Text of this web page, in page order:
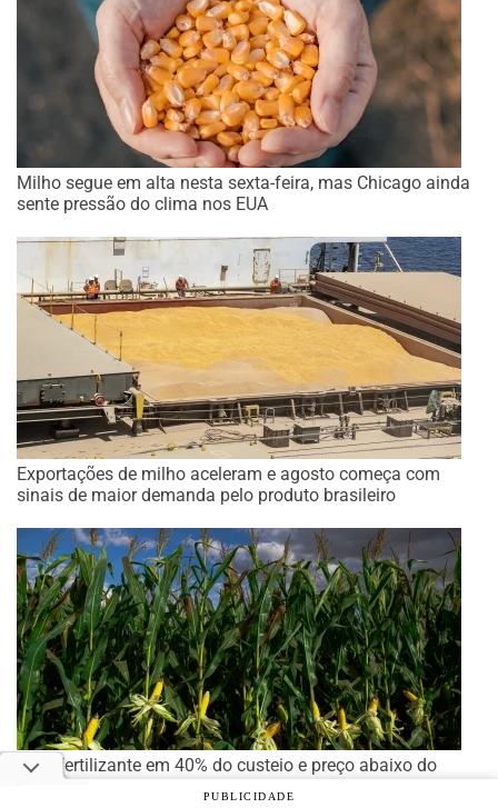
Milho segue em alta nesta sexta-feira, mas Chicago ainda
sente pressão do clima nos EUA
Exportações de milho aceleram e agosto começa com
sinais de maior demanda pelo produto brasileiro
Com fertilizante em 40% do custeio e preço abaixo do
PUBLICIDADE